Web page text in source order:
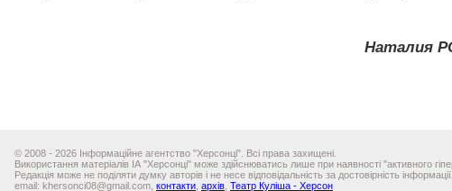
Наталия
© 2008 - 2026 Інформаційне агентство "Херсонці". Всі права захищені.
Використання матеріалів ІА "Херсонці" може здійснюватись лише при наявності "активного
Редакція може не поділяти думку авторів і не несе відповідальність за достовірність інформації.
email: khersonci08@gmail.com, контакти архів Театр Куліша - Херсон